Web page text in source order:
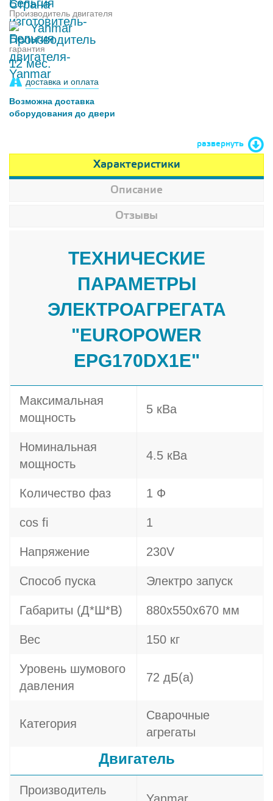
Производитель двигателя
Yanmar
гарантия
12 мес.
доставка и оплата
Возможна доставка
оборудования до двери
развернуть
Характеристики
Описание
Отзывы
ТЕХНИЧЕСКИЕ
ПАРАМЕТРЫ
ЭЛЕКТРОАГРЕГАТА
"EUROPOWER
EPG170DX1E"
Максимальная
мощность
5 кВа
Номинальная
мощность
4.5 кВа
Количество фаз 1 Ф
cos fi 1
Напряжение 230V
Способ пуска Электро запуск
Габариты (Д*Ш*В) 880х550х670 мм
Вес 150 кг
Уровень шумового
давления
72 дБ(а)
Категория
Сварочные
агрегаты
Двигатель
Производитель